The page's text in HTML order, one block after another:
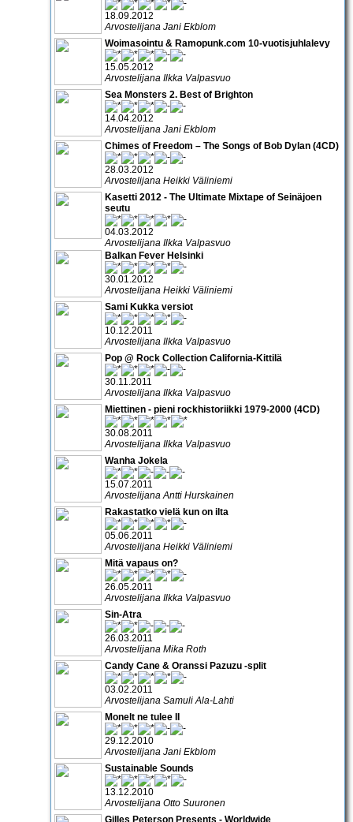
18.09.2012
Arvostelijana Jani Ekblom
Woimasointu & Ramopunk.com 10-vuotisjuhlalevy
15.05.2012
Arvostelijana Ilkka Valpasvuo
Sea Monsters 2. Best of Brighton
14.04.2012
Arvostelijana Jani Ekblom
Chimes of Freedom – The Songs of Bob Dylan (4CD)
28.03.2012
Arvostelijana Heikki Väliniemi
Kasetti 2012 - The Ultimate Mixtape of Seinäjoen
seutu
04.03.2012
Arvostelijana Ilkka Valpasvuo
Balkan Fever Helsinki
30.01.2012
Arvostelijana Heikki Väliniemi
Sami Kukka versiot
10.12.2011
Arvostelijana Ilkka Valpasvuo
Pop @ Rock Collection California-Kittilä
30.11.2011
Arvostelijana Ilkka Valpasvuo
Miettinen - pieni rockhistoriikki 1979-2000 (4CD)
30.08.2011
Arvostelijana Ilkka Valpasvuo
Wanha Jokela
15.07.2011
Arvostelijana Antti Hurskainen
Rakastatko vielä kun on ilta
05.06.2011
Arvostelijana Heikki Väliniemi
Mitä vapaus on?
26.05.2011
Arvostelijana Ilkka Valpasvuo
Sin-Atra
26.03.2011
Arvostelijana Mika Roth
Candy Cane & Oranssi Pazuzu -split
03.02.2011
Arvostelijana Samuli Ala-Lahti
Monelt ne tulee II
29.12.2010
Arvostelijana Jani Ekblom
Sustainable Sounds
13.12.2010
Arvostelijana Otto Suuronen
Gilles Peterson Presents - Worldwide